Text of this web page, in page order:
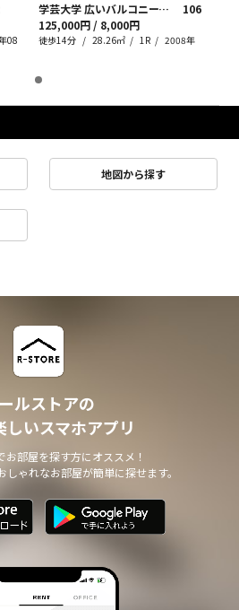
08
学芸大学 広いバルコニーで優雅な休日タイムを
106
125,000円 / 8,000円
徒歩14分 28.26㎡ 1R 2008年
地図から探す
ルストアの
しいスマホアプリ
お部屋を探す方にオススメ！
しゃれなお部屋が簡単に探せます。